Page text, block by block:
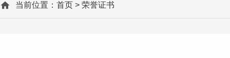
当前位置： 首页 > 荣誉证书